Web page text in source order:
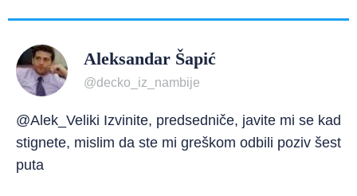
Aleksandar Šapić
@decko_iz_nambije
@Alek_Veliki Izvinite, predsedniče, javite mi se kad
stignete, mislim da ste mi greškom odbili poziv šest
puta